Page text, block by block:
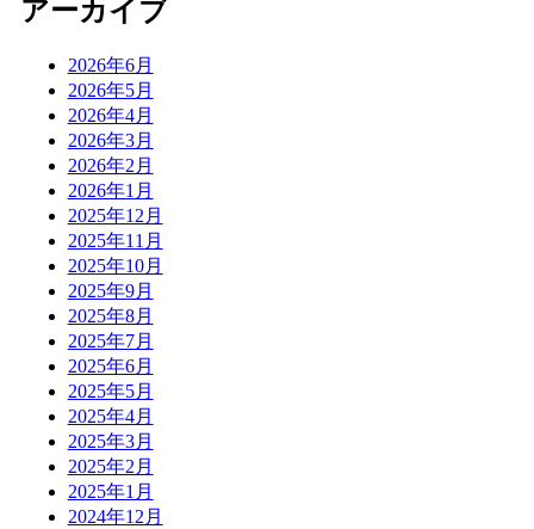
アーカイブ
2026年6月
2026年5月
2026年4月
2026年3月
2026年2月
2026年1月
2025年12月
2025年11月
2025年10月
2025年9月
2025年8月
2025年7月
2025年6月
2025年5月
2025年4月
2025年3月
2025年2月
2025年1月
2024年12月